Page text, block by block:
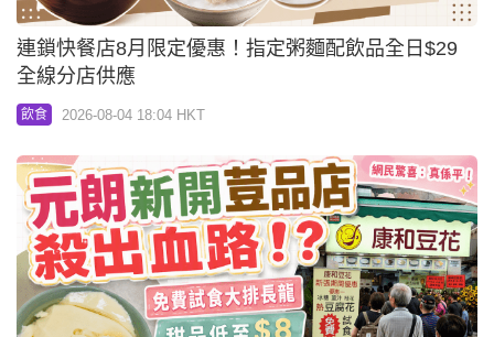
連鎖快餐店8月限定優惠！指定粥麵配飲品全日$29
全線分店供應
飲食 2026-08-04 18:04 HKT